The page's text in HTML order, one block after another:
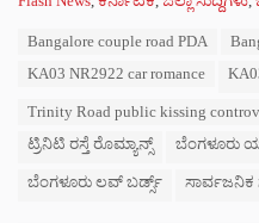
Bangalore couple road PDA
KA03 NR2922 car romance
Trinity Road public kissing
ಟ್ರಿನಿಟಿ ರಸ್ತೆ ರೊಮ್ಯಾನ್ಸ್
ಬೆಂಗಳೂರು
ಬೆಂಗಳೂರು ಲವ್ ಬರ್ಡ್ಸ್ ಸಾರ್ವಜನಿಕ